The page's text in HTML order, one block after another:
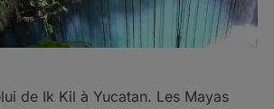
de Ik Kil à Yucatan. Les Mayas